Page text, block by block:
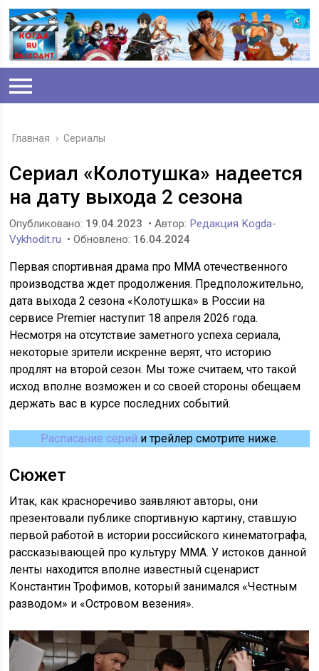
Главная › Сериалы
Сериал «Колотушка» надеется
на дату выхода 2 сезона
Опубликовано: 19.04.2023 • Автор: Редакция Kogda-
Vykhodit.ru • Обновлено: 16.04.2024
Первая спортивная драма про ММА отечественного
производства ждет продолжения. Предположительно,
дата выхода 2 сезона «Колотушка» в России на
сервисе Premier наступит 18 апреля 2026 года.
Несмотря на отсутствие заметного успеха сериала,
некоторые зрители искренне верят, что историю
продлят на второй сезон. Мы тоже считаем, что такой
исход вполне возможен и со своей стороны обещаем
держать вас в курсе последних событий.
Расписание серий и трейлер смотрите ниже.
Сюжет
Итак, как красноречиво заявляют авторы, они
презентовали публике спортивную картину, ставшую
первой работой в истории российского кинематографа,
рассказывающей про культуру ММА. У истоков данной
ленты находится вполне известный сценарист
Константин Трофимов, который занимался «Честным
разводом» и «Островом везения».